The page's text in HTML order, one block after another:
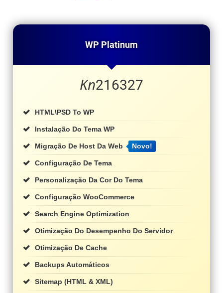
WP Platinum
Kn216327
HTML\PSD To WP
Instalação Do Tema WP
Migração De Host Da Web Novo!
Configuração De Tema
Personalização Da Cor Do Tema
Configuração WooCommerce
Search Engine Optimization
Otimização Do Desempenho Do Servidor
Otimização De Cache
Backups Automáticos
Sitemap (HTML & XML)